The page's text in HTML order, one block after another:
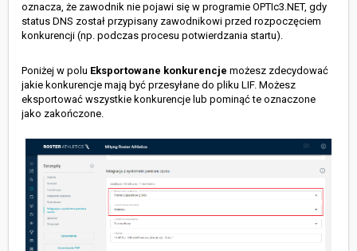
oznacza, że zawodnik nie pojawi się w programie OPTIc3.NET, gdy
status DNS został przypisany zawodnikowi przed rozpoczęciem
konkurencji (np. podczas procesu potwierdzania startu).
Poniżej w polu Eksportowane konkurencje możesz zdecydować
jakie konkurencje mają być przesyłane do pliku LIF. Możesz
eksportować wszystkie konkurencje lub pominąć te oznaczone
jako zakończone.